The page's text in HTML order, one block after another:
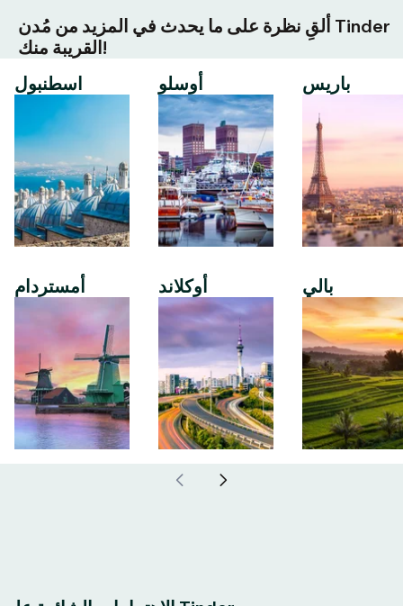
ألقِ نظرة على ما يحدث في المزيد من مُدن Tinder
القريبة منك!
اسطنبول
أمستردام
أوسلو
أوكلاند
باريس
بالي